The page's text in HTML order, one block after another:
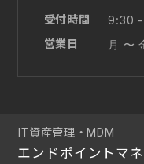
受付時間 9:30 -
営業日 月 〜
IT資産管理・MDM
エンドポイントマ